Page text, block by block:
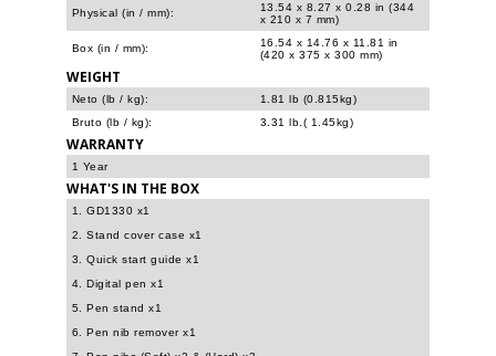
Physical (in / mm):
13.54 x 8.27 x 0.28 in (344
x 210 x 7 mm)
Box (in / mm):
16.54 x 14.76 x 11.81 in
(420 x 375 x 300 mm)
WEIGHT
Neto (lb / kg):
1.81 lb (0.815kg)
Bruto (lb / kg):
3.31 lb.( 1.45kg)
WARRANTY
1 Year
WHAT'S IN THE BOX
1. GD1330 x1
2. Stand cover case x1
3. Quick start guide x1
4. Digital pen x1
5. Pen stand x1
6. Pen nib remover x1